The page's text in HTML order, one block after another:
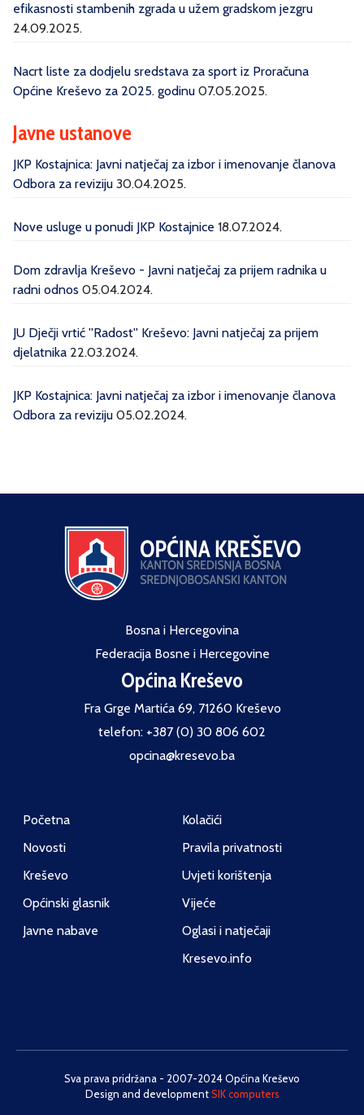
efikasnosti stambenih zgrada u užem gradskom jezgru
24.09.2025.
Nacrt liste za dodjelu sredstava za sport iz Proračuna
Općine Kreševo za 2025. godinu 07.05.2025.
Javne ustanove
JKP Kostajnica: Javni natječaj za izbor i imenovanje članova
Odbora za reviziju 30.04.2025.
Nove usluge u ponudi JKP Kostajnice 18.07.2024.
Dom zdravlja Kreševo - Javni natječaj za prijem radnika u
radni odnos 05.04.2024.
JU Dječji vrtić ''Radost'' Kreševo: Javni natječaj za prijem
djelatnika 22.03.2024.
JKP Kostajnica: Javni natječaj za izbor i imenovanje članova
Odbora za reviziju 05.02.2024.
Bosna i Hercegovina
Federacija Bosne i Hercegovine
Općina Kreševo
Fra Grge Martića 69, 71260 Kreševo
telefon: +387 (0) 30 806 602
opcina@kresevo.ba
Početna
Novosti
Kreševo
Općinski glasnik
Javne nabave
Kolačići
Pravila privatnosti
Uvjeti korištenja
Vijeće
Oglasi i natječaji
Kresevo.info
Sva prava pridržana - 2007-2024 Općina Kreševo
Design and developmentSIK computers